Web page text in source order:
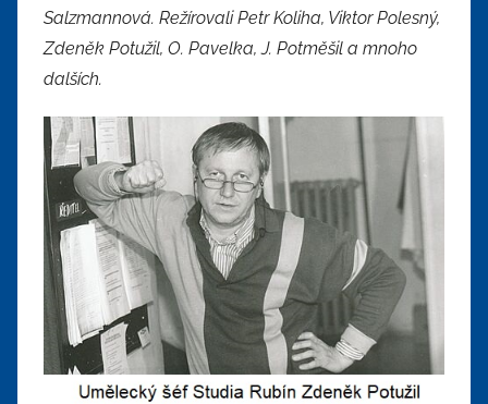
Salzmannová. Režírovali Petr Koliha, Viktor Polesný,
Zdeněk Potužil, O. Pavelka, J. Potměšil a mnoho
dalších.